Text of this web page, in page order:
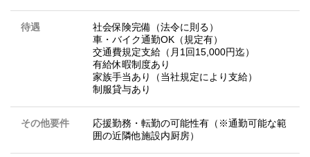
待遇
社会保険完備（法令に則る）
車・バイク通勤OK（規定有）
交通費規定支給（月1回15,000円迄）
有給休暇制度あり
家族手当あり（当社規定により支給）
制服貸与あり
その他要件
応援勤務・転勤の可能性有（※通勤可能な範
囲の近隣他施設内厨房）